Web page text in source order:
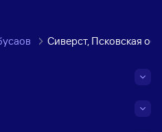
Сиверст, Псковская